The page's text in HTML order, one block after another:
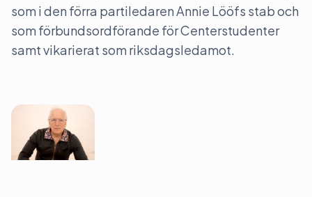
som i den förra partiledaren Annie Lööfs stab och
som förbundsordförande för Centerstudenter
samt vikarierat som riksdagsledamot.